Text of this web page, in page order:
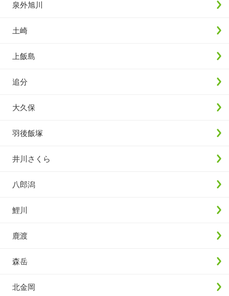
泉外旭川
土崎
上飯島
追分
大久保
羽後飯塚
井川さくら
八郎潟
鯉川
鹿渡
森岳
北金岡